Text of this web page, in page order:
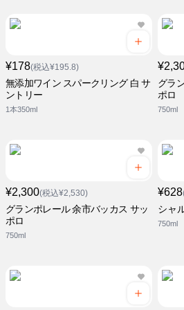
¥178(税込¥195.8)
無添加ワイン スパークリング 白 サ
ントリー
1本350ml
グラ
ポロ
750ml
¥2,300(税込¥2,530)
グランポレール 余市バッカス サッ
ポロ
750ml
¥628
シャ
750ml